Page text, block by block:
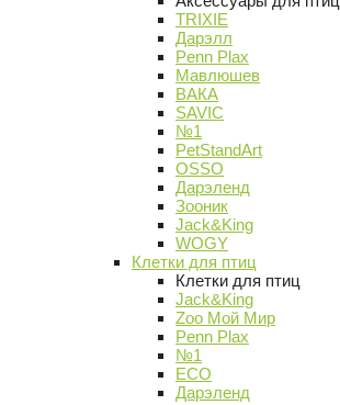
TRIXIE
Дарэлл
Penn Plax
Мавлюшев
ВАКА
SAVIC
№1
PetStandArt
OSSO
Дарэленд
Зооник
Jack&King
WOGY
Клетки для птиц
Клетки для птиц
Jack&King
Zoo Мой Мир
Penn Plax
№1
ECO
Дарэленд